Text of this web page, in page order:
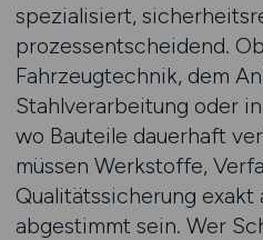
spezialisiert,
prozessentscheidend.
Fahrzeugtechnik, dem
Stahlverarbeitung oder
wo Bauteile dauerhaft
müssen Werkstoffe,
Qualitätssicherung exakt
abgestimmt sein. Wer